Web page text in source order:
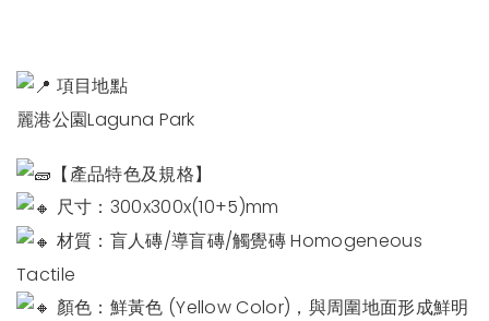
項目地點
麗港公園Laguna Park
【產品特色及規格】
尺寸：300x300x(10+5)mm
材質：盲人磚/導盲磚/觸覺磚 Homogeneous
Tactile
顏色：鮮黃色 (Yellow Color)，與周圍地面形成鮮明